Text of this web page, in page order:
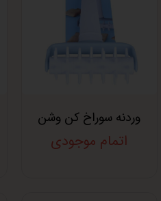
وردنه سوراخ کن وشن
اتمام موجودی